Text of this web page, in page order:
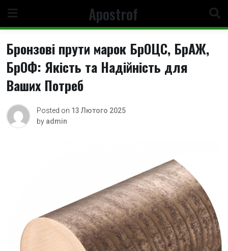
content
Apostrof
Бронзові прути марок БрОЦС, БрАЖ,
БрОФ: Якість та Надійність для
Ваших Потреб
Posted on 13 Лютого 2025
by admin